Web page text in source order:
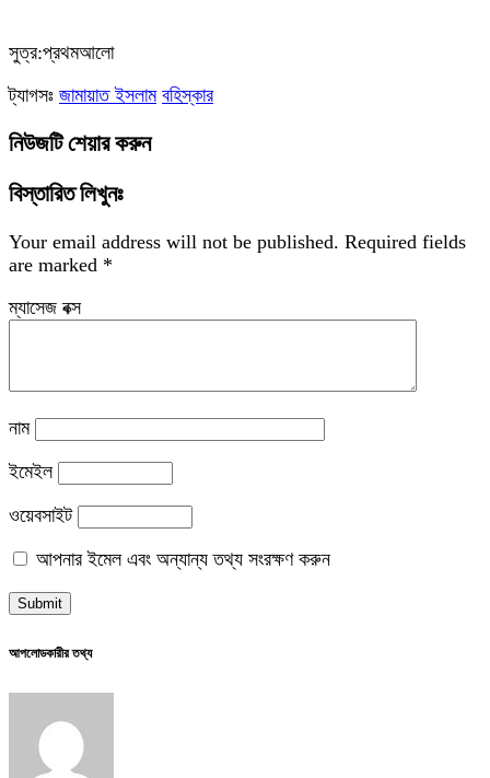
‎সুত্র:প্রথমআলো
ট্যাগসঃ জামায়াত ইসলাম বহিস্কার
নিউজটি শেয়ার করুন
বিস্তারিত লিখুনঃ
Your email address will not be published. Required fields
are marked *
ম্যাসেজ বক্স
নাম
ইমেইল
ওয়েবসাইট
আপনার ইমেল এবং অন্যান্য তথ্য সংরক্ষণ করুন
আপলোডকারীর তথ্য